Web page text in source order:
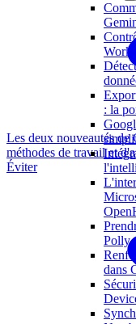
: la
Polly
dans
Les deux nouveautés
méthodes de travail et
Éviter